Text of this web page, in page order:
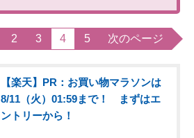
2 3 4 5 次のページ
【楽天】PR：お買い物マラソンは
8/11（火）01:59まで！ まずはエ
ントリーから！